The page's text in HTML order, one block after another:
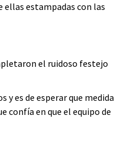
ellas estampadas con las
el ruidoso festejo
es de esperar que medida
confía en que el equipo de